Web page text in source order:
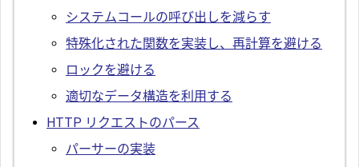
システムコールの呼び出しを減らす
特殊化された関数を実装し、再計算を避ける
ロックを避ける
適切なデータ構造を利用する
HTTP リクエストのパース
パーサーの実装